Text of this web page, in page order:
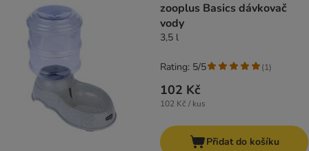
zooplus Basics dávkovač
vody
3,5 l
102 Kč
102 Kč / kus
Rating: 5/5 (1)
Přidat do košíku